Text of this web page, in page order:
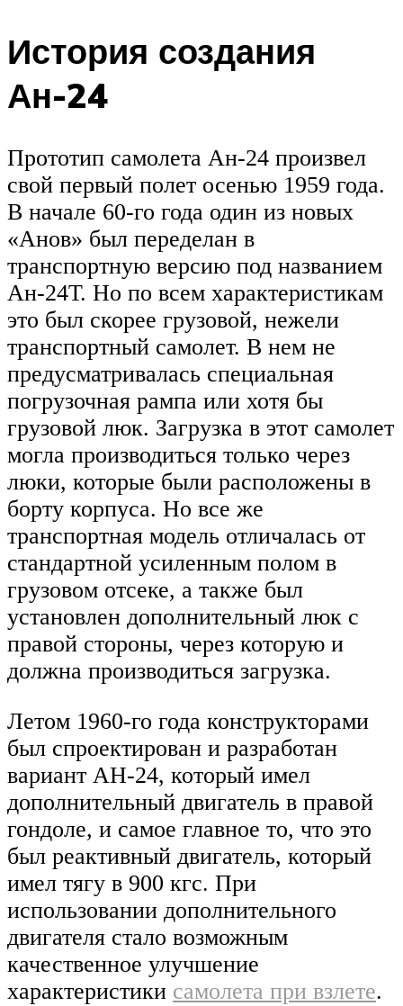
История создания
Ан-24
Прототип самолета Ан-24 произвел
свой первый полет осенью 1959 года.
В начале 60-го года один из новых
«Анов» был переделан в
транспортную версию под названием
Ан-24Т. Но по всем характеристикам
это был скорее грузовой, нежели
транспортный самолет. В нем не
предусматривалась специальная
погрузочная рампа или хотя бы
грузовой люк. Загрузка в этот самолет
могла производиться только через
люки, которые были расположены в
борту корпуса. Но все же
транспортная модель отличалась от
стандартной усиленным полом в
грузовом отсеке, а также был
установлен дополнительный люк с
правой стороны, через которую и
должна производиться загрузка.
Летом 1960-го года конструкторами
был спроектирован и разработан
вариант АН-24, который имел
дополнительный двигатель в правой
гондоле, и самое главное то, что это
был реактивный двигатель, который
имел тягу в 900 кгс. При
использовании дополнительного
двигателя стало возможным
качественное улучшение
характеристики самолета при взлете.